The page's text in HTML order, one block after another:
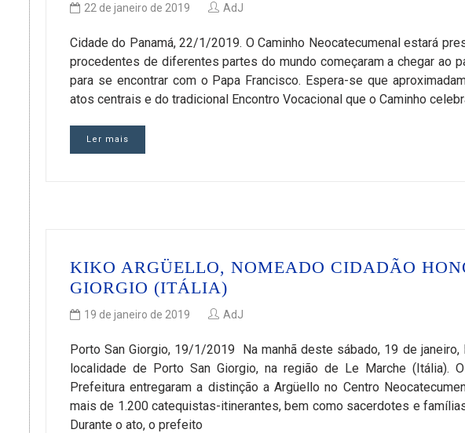
22 de janeiro de 2019 AdJ
Cidade do Panamá, 22/1/2019. O Caminho Neocatecumenal estará
procedentes de diferentes partes do mundo começaram a chegar ao
para se encontrar com o Papa Francisco. Espera-se que
atos centrais e do tradicional Encontro Vocacional que o Caminho
Ler mais
KIKO ARGÜELLO, NOMEADO CIDADÃO
GIORGIO (ITÁLIA)
19 de janeiro de 2019 AdJ
Porto San Giorgio, 19/1/2019 Na manhã deste sábado, 19 de
localidade de Porto San Giorgio, na região de Le Marche (Itália).
Prefeitura entregaram a distinção a Argüello no Centro
mais de 1.200 catequistas-itinerantes, bem como sacerdotes e
Durante o ato, o prefeito